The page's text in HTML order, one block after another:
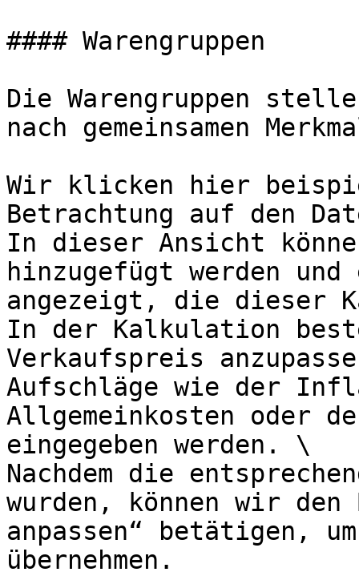
#### Warengruppen
Die Warengruppen
nach gemeinsamen
Wir klicken hier
Betrachtung auf den
In dieser Ansicht
hinzugefügt werden
angezeigt, die dieser
In der Kalkulation
Verkaufspreis
Aufschläge wie der
Allgemeinkosten oder
eingegeben werden. \
Nachdem die
wurden, können wir
anpassen“ betätigen,
übernehmen.